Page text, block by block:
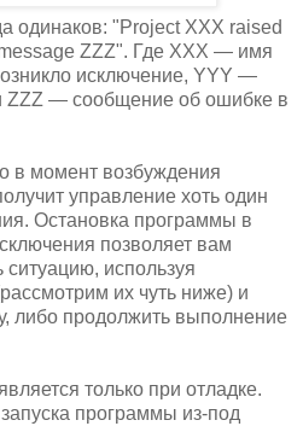
одинаков: "Project XXX raised
ZZZ". Где XXX — имя
исключение, YYY —
ZZZ — сообщение об ошибке в
в момент возбуждения
управление хоть один
Остановка программы в
позволяет вам
используя
их чуть ниже) и
либо продолжить выполнение
только при отладке.
программы из-под